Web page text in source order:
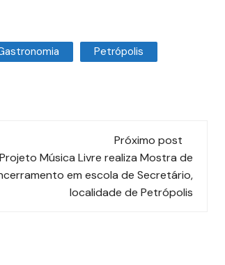
Petrópolis
Próximo post
Projeto Música Livre realiza Mostra de
em escola de Secretário,
localidade de Petrópolis